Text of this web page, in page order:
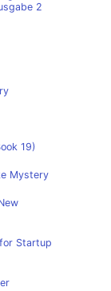
2
19)
Mystery
Startup